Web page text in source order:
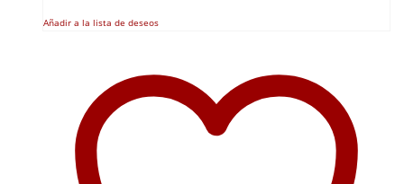
Añadir a la lista de deseos